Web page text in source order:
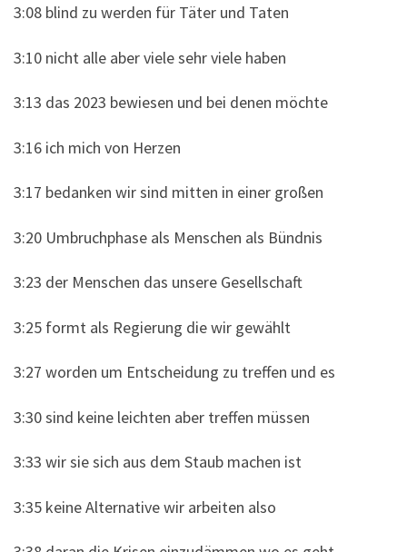
3:08 blind zu werden für Täter und Taten
3:10 nicht alle aber viele sehr viele haben
3:13 das 2023 bewiesen und bei denen möchte
3:16 ich mich von Herzen
3:17 bedanken wir sind mitten in einer großen
3:20 Umbruchphase als Menschen als Bündnis
3:23 der Menschen das unsere Gesellschaft
3:25 formt als Regierung die wir gewählt
3:27 worden um Entscheidung zu treffen und es
3:30 sind keine leichten aber treffen müssen
3:33 wir sie sich aus dem Staub machen ist
3:35 keine Alternative wir arbeiten also